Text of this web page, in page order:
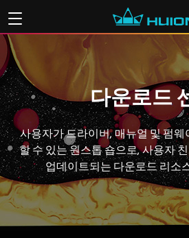
다운로드
사용자가 드라이버, 매뉴얼 및 펌
할 수 있는 원스톱 숍으로, 사용자
업데이트되는 다운로드 리소